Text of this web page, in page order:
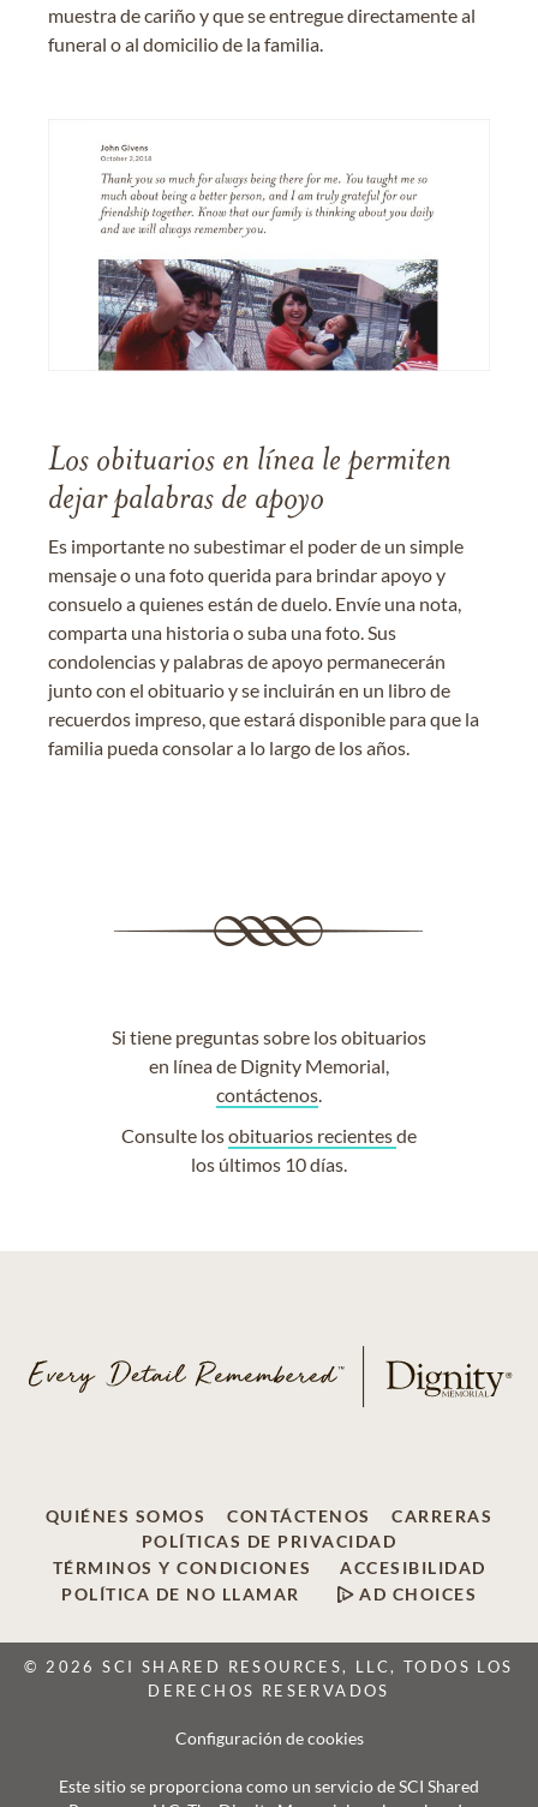
muestra de cariño y que se entregue directamente al
funeral o al domicilio de la familia.
Los obituarios en línea le permiten
dejar palabras de apoyo
Es importante no subestimar el poder de un simple
mensaje o una foto querida para brindar apoyo y
consuelo a quienes están de duelo. Envíe una nota,
comparta una historia o suba una foto. Sus
condolencias y palabras de apoyo permanecerán
junto con el obituario y se incluirán en un libro de
recuerdos impreso, que estará disponible para que la
familia pueda consolar a lo largo de los años.
Si tiene preguntas sobre los obituarios
en línea de Dignity Memorial,
contáctenos.
Consulte losobituarios recientesde
los últimos 10 días.
QUIÉNES SOMOS CONTÁCTENOS
CARRERAS
POLÍTICAS DE PRIVACIDAD
TÉRMINOS Y CONDICIONES
ACCESIBILIDAD
POLÍTICA DE NO LLAMAR
AD CHOICES
© 2026 SCI SHARED RESOURCES, LLC, TODOS LOS
DERECHOS RESERVADOS
Configuración de cookies
Este sitio se proporciona como un servicio de SCI Shared